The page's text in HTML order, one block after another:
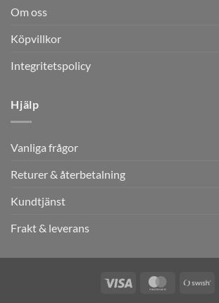
Om oss
Köpvillkor
Integritetspolicy
Hjälp
Vanliga frågor
Returer & återbetalning
Kundtjänst
Frakt & leverans
Visa MasterCard